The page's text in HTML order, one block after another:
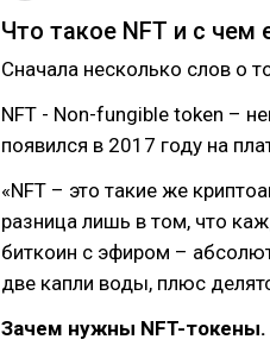
Что такое NFT и с чем
Сначала несколько слов о
NFT - Non-fungible token –
появился в 2017 году на
«NFT – это такие же
разница лишь в том, что
биткоин с эфиром –
две капли воды, плюс
Зачем нужны NFT-токены.